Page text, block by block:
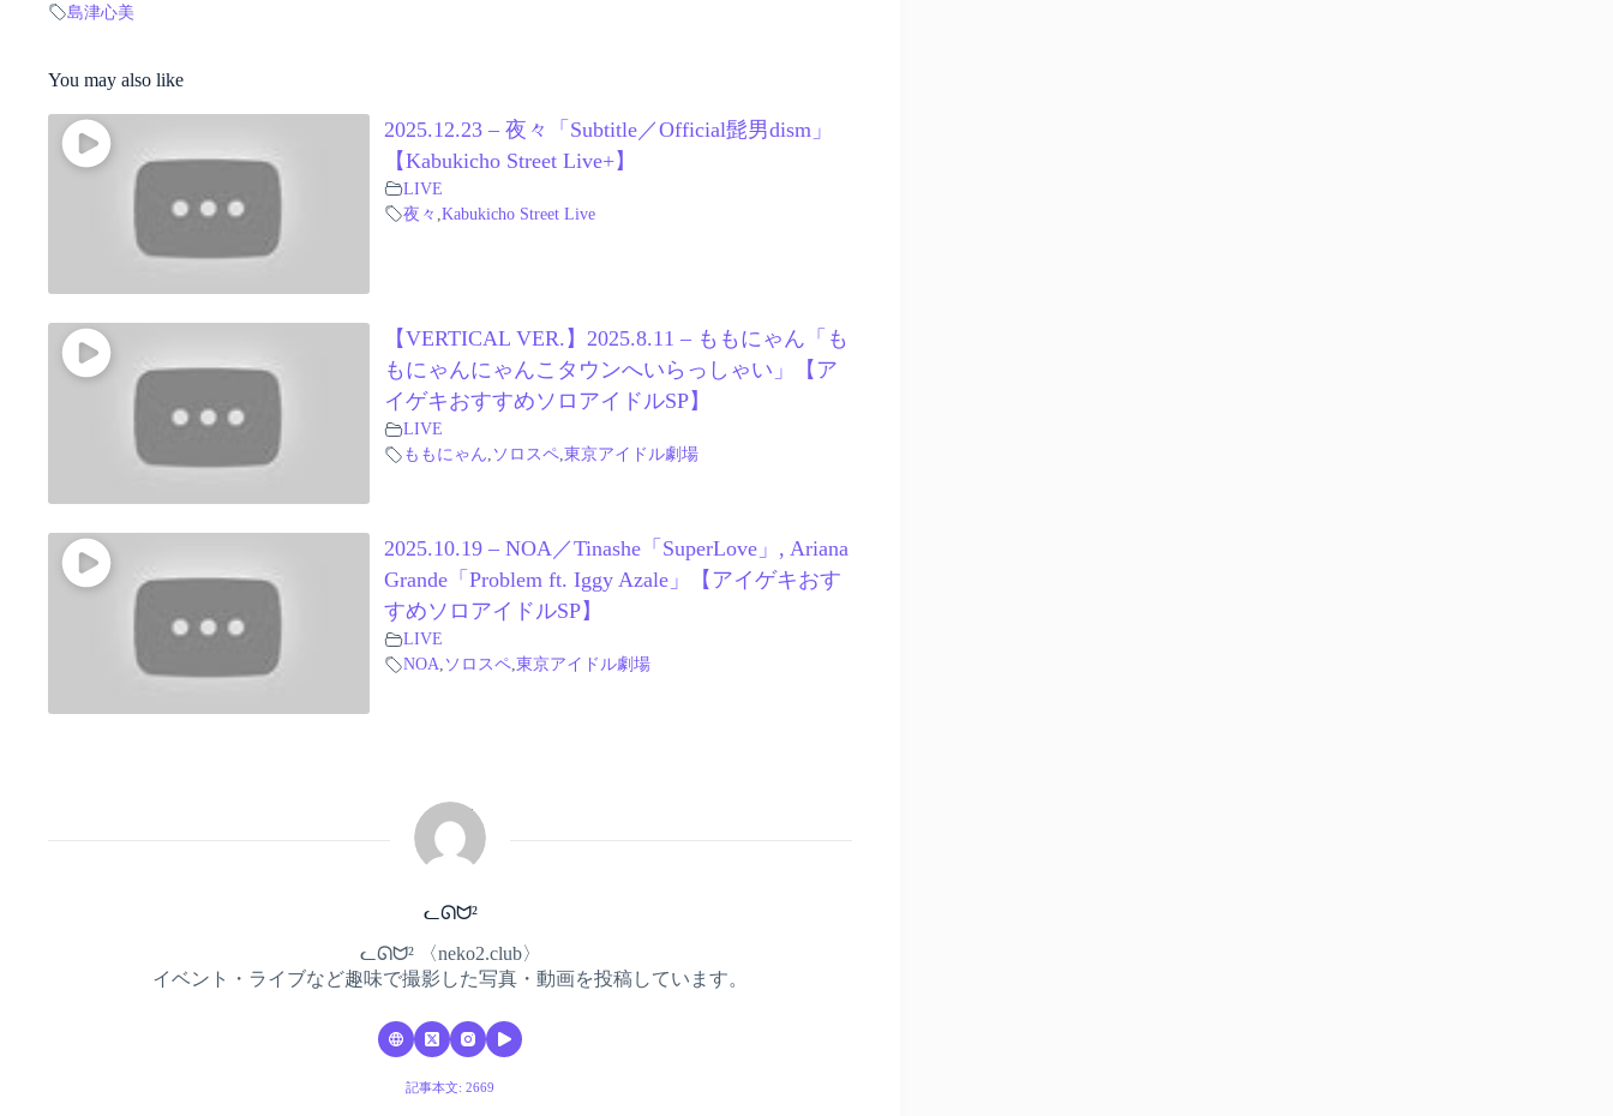
島津心美
You may also like
2025.12.23 – 夜々「Subtitle／Official髭男dism」
【Kabukicho Street Live+】
LIVE
夜々 Kabukicho Street Live
【VERTICAL VER.】2025.8.11 – ももにゃん「も
もにゃんにゃんこタウンへいらっしゃい」【ア
イゲキおすすめソロアイドルSP】
LIVE
ももにゃん,ソロスペ,東京アイドル劇場
2025.10.19 – NOA／Tinashe「SuperLove」, Ariana
Grande「Problem ft. Iggy Azale」【アイゲキおす
すめソロアイドルSP】
LIVE
NOA ソロスペ 東京アイドル劇場
ᓚᘏᗢ²
ᓚᘏᗢ² 〈neko2.club〉
イベント・ライブなど趣味で撮影した写真・動画を投稿しています。
記事本文: 2669